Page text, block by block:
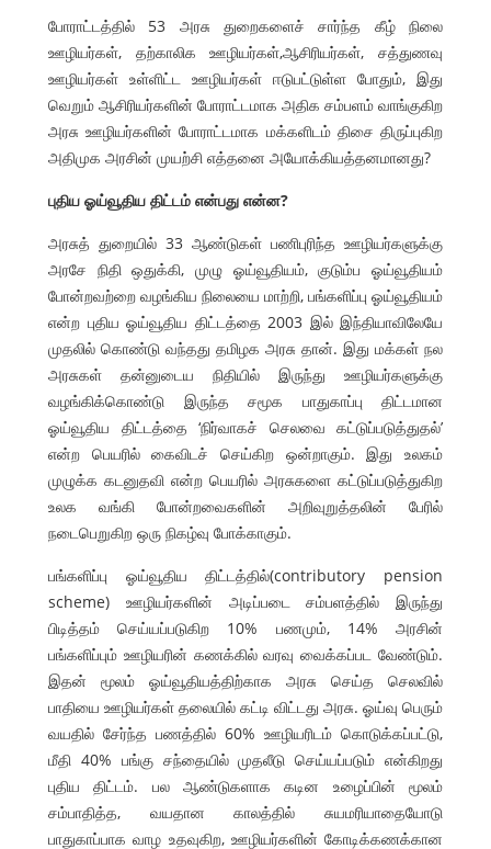
போராட்டத்தில் 53 அரசு துறைகளைச் சார்ந்த கீழ் நிலை
ஊழியர்கள், தற்காலிக ஊழியர்கள்,ஆசிரியர்கள், சத்துணவு
ஊழியர்கள் உள்ளிட்ட ஊழியர்கள் ஈடுபட்டுள்ள போதும், இது
வெறும் ஆசிரியர்களின் போராட்டமாக அதிக சம்பளம் வாங்குகிற
அரசு ஊழியர்களின் போராட்டமாக மக்களிடம் திசை திருப்புகிற
அதிமுக அரசின் முயற்சி எத்தனை அயோக்கியத்தனமானது?
புதிய ஓய்வூதிய திட்டம் என்பது என்ன?
அரசுத் துறையில் 33 ஆண்டுகள் பணிபுரிந்த ஊழியர்களுக்கு
அரசே நிதி ஒதுக்கி, முழு ஓய்வூதியம், குடும்ப ஓய்வூதியம்
போன்றவற்றை வழங்கிய நிலையை மாற்றி, பங்களிப்பு ஓய்வூதியம்
என்ற புதிய ஓய்வூதிய திட்டத்தை 2003 இல் இந்தியாவிலேயே
முதலில் கொண்டு வந்தது தமிழக அரசு தான். இது மக்கள் நல
அரசுகள் தன்னுடைய நிதியில் இருந்து ஊழியர்களுக்கு
வழங்கிக்கொண்டு இருந்த சமூக பாதுகாப்பு திட்டமான
ஓய்வூதிய திட்டத்தை ‘நிர்வாகச் செலவை கட்டுப்படுத்துதல்’
என்ற பெயரில் கைவிடச் செய்கிற ஒன்றாகும். இது உலகம்
முழுக்க கடனுதவி என்ற பெயரில் அரசுகளை கட்டுப்படுத்துகிற
உலக வங்கி போன்றவைகளின் அறிவுறுத்தலின் பேரில்
நடைபெறுகிற ஒரு நிகழ்வு போக்காகும்.
பங்களிப்பு ஓய்வூதிய திட்டத்தில்(contributory pension
scheme) ஊழியர்களின் அடிப்படை சம்பளத்தில் இருந்து
பிடித்தம் செய்யப்படுகிற 10% பணமும், 14% அரசின்
பங்களிப்பும் ஊழியரின் கணக்கில் வரவு வைக்கப்பட வேண்டும்.
இதன் மூலம் ஓய்வூதியத்திற்காக அரசு செய்த செலவில்
பாதியை ஊழியர்கள் தலையில் கட்டி விட்டது அரசு. ஓய்வு பெரும்
வயதில் சேர்ந்த பணத்தில் 60% ஊழியரிடம் கொடுக்கப்பட்டு,
மீதி 40% பங்கு சந்தையில் முதலீடு செய்யப்படும் என்கிறது
புதிய திட்டம். பல ஆண்டுகளாக கடின உழைப்பின் மூலம்
சம்பாதித்த, வயதான காலத்தில் சுயமரியாதையோடு
பாதுகாப்பாக வாழ உதவுகிற, ஊழியர்களின் கோடிக்கணக்கான